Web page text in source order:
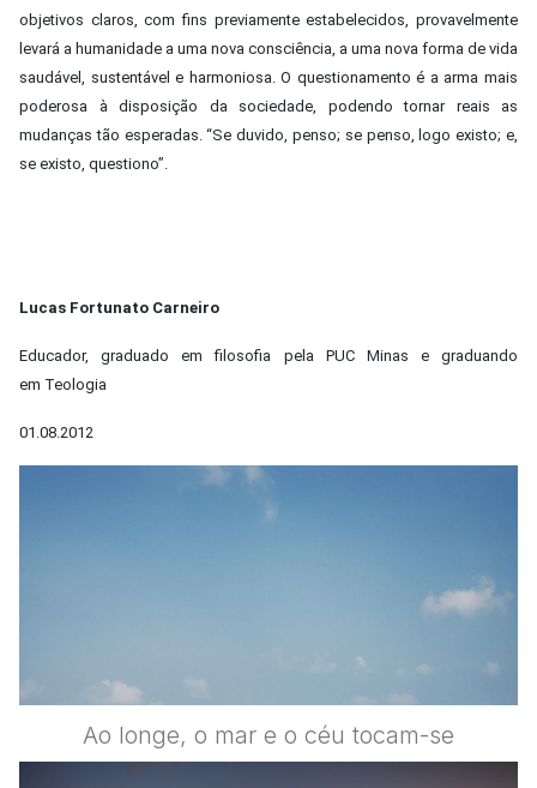
objetivos claros, com fins previamente estabelecidos, provavelmente
levará a humanidade a uma nova consciência, a uma nova forma de vida
saudável, sustentável e harmoniosa. O questionamento é a arma mais
poderosa à disposição da sociedade, podendo tornar reais as
mudanças tão esperadas. “Se duvido, penso; se penso, logo existo; e,
se existo, questiono”.
Lucas Fortunato Carneiro
Educador, graduado em filosofia pela PUC Minas e graduando
em Teologia
01.08.2012
Ao longe, o mar e o céu tocam-se